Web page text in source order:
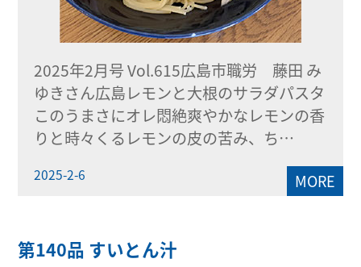
2025年2月号 Vol.615広島市職労 藤田 み
ゆきさん広島レモンと大根のサラダパスタ
このうまさにオレ悶絶爽やかなレモンの香
りと時々くるレモンの皮の苦み、ち…
2025-2-6 MORE
第140品 すいとん汁